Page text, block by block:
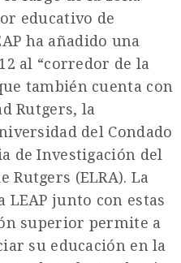
educativo de
ha añadido una
al “corredor de la
también cuenta con
Rutgers, la
del Condado
de Investigación del
Rutgers (ELRA). La
LEAP junto con estas
superior permite a
su educación en la